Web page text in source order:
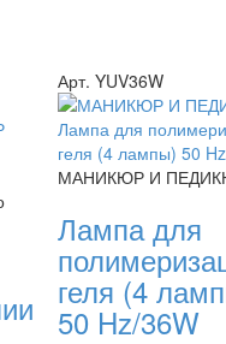
Арт. YUV36W
МАНИКЮР И
Лампа для
геля (4
50 Hz/36W